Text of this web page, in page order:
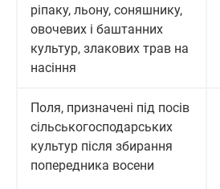
ріпаку, льону, соняшнику,
овочевих і баштанних
культур, злакових трав на
насіння
Поля, призначені під посів
сільськогосподарських
культур після збирання
попередника восени